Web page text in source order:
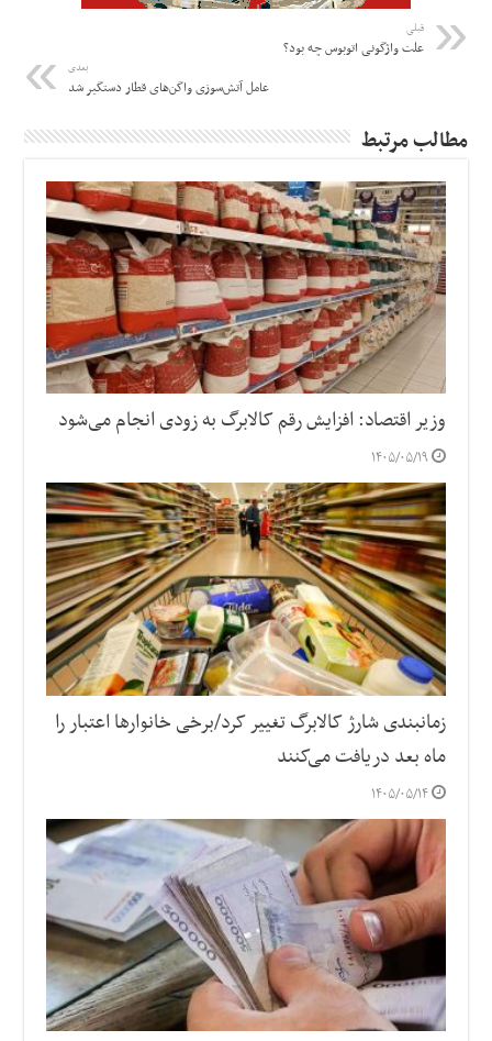
قبلی
علت واژگونی اتوبوس چه بود؟
بعدی
عامل آتش‌سوزی واگن‌های قطار دستگیر شد
مطالب مرتبط
وزیر اقتصاد: افزایش رقم کالابرگ به زودی انجام می‌شود
۱۴۰۵/۰۵/۱۹
زمانبندی شارژ کالابرگ تغییر کرد/برخی خانوارها اعتبار را
ماه بعد دریافت می‌کنند
۱۴۰۵/۰۵/۱۴